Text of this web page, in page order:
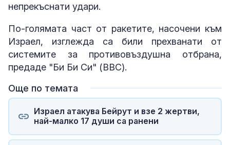
непрекъснати удари.
По-голямата част от ракетите, насочени към
Израел, изглежда са били прехванати от
системите за противовъздушна отбрана,
предаде "Би Би Си" (BBC).
Още по темата
Израел атакува Бейрут и взе 2 жертви,
най-малко 17 души са ранени